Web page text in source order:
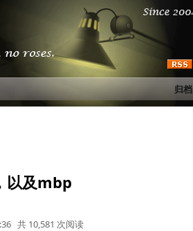
归档
以及mbp
共 10,581 次阅读